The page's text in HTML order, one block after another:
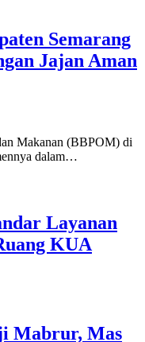
Semarang
Jajan Aman
Makanan (BBPOM) di
dalam…
Layanan
KUA
Mabrur, Mas